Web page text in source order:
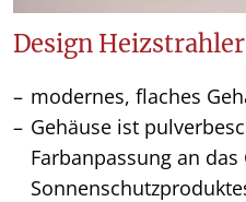
Design Heizstrahler
modernes, flaches
Gehäuse ist
Farbanpassung an das